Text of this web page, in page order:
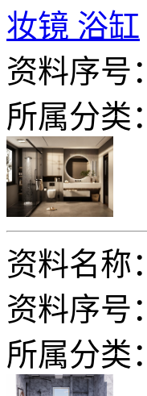
妆镜 浴缸
资料序号：
所属分类：
资料名称：
资料序号：
所属分类：